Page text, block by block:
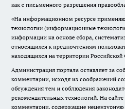
как с письменного разрешения
«На информационном ресурсе
технологии (информационные
информации на основе сбора,
относящихся к предпочтениям
находящихся на территории Российской
Администрация портала оставляет за
комментарии, исходя из соображений
обсуждения тем и соблюдения
рекомендательных технологий. На
комментарии, содержащие